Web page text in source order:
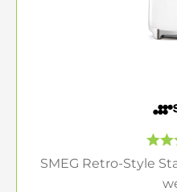
SMEG Retro-Style